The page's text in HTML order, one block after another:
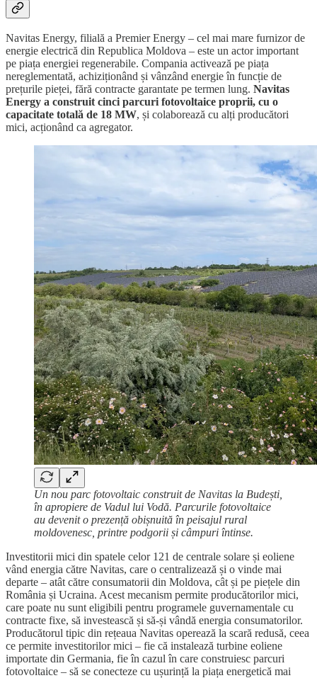
Navitas Energy, filială a Premier Energy – cel mai mare furnizor de
energie electrică din Republica Moldova – este un actor important
pe piața energiei regenerabile. Compania activează pe piața
nereglementată, achiziționând și vânzând energie în funcție de
prețurile pieței, fără contracte garantate pe termen lung. Navitas
Energy a construit cinci parcuri fotovoltaice proprii, cu o
capacitate totală de 18 MW, și colaborează cu alți producători
mici, acționând ca agregator.
Un nou parc fotovoltaic construit de Navitas la Budești,
în apropiere de Vadul lui Vodă. Parcurile fotovoltaice
au devenit o prezență obișnuită în peisajul rural
moldovenesc, printre podgorii și câmpuri întinse.
Investitorii mici din spatele celor 121 de centrale solare și eoliene
vând energia către Navitas, care o centralizează și o vinde mai
departe – atât către consumatorii din Moldova, cât și pe piețele din
România și Ucraina. Acest mecanism permite producătorilor mici,
care poate nu sunt eligibili pentru programele guvernamentale cu
contracte fixe, să investească și să-și vândă energia consumatorilor.
Producătorul tipic din rețeaua Navitas operează la scară redusă, ceea
ce permite investitorilor mici – fie că instalează turbine eoliene
importate din Germania, fie în cazul în care construiesc parcuri
fotovoltaice – să se conecteze cu ușurință la piața energetică mai